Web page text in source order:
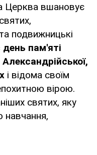
Церква вшановує
подвижницькі
пам'яті
і відома своїм
вірою.
святих, яку